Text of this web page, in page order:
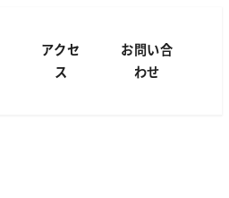
アクセ
ス
お問い合
わせ